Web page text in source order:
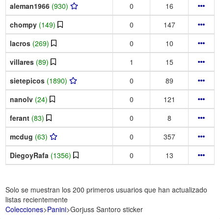
aleman1966 (930) 0
16
chompy (149) 0
147
lacros (269) 0
10
villares (89) 1
15
sietepicos (1890) 0
89
nanolv (24) 0
121
ferant (83) 0
8
mcdug (63) 0
357
DiegoyRafa (1356) 0 13
Solo se muestran los 200 primeros usuarios que han actualizado
listas recientemente
Colecciones>Panini>Gorjuss Santoro sticker